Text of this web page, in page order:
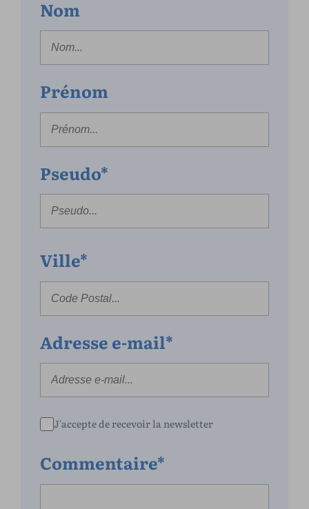
Nom
Prénom
Pseudo*
Ville*
Adresse e-mail*
J'accepte de recevoir la newsletter
Commentaire*